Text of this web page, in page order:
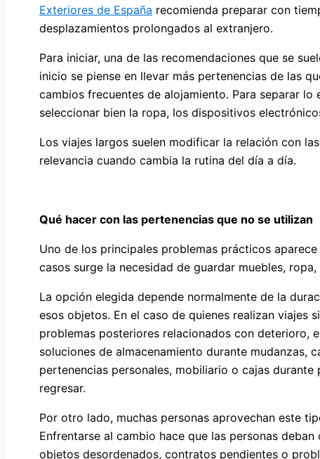
Exteriores de España recomienda preparar con
desplazamientos prolongados al extranjero.
Para iniciar, una de las recomendaciones que se
inicio se piense en llevar más pertenencias de las
cambios frecuentes de alojamiento. Para separar
seleccionar bien la ropa, los dispositivos
Los viajes largos suelen modificar la relación con
relevancia cuando cambia la rutina del día a día.
Qué hacer con las pertenencias que no se utilizan
Uno de los principales problemas prácticos
casos surge la necesidad de guardar muebles,
La opción elegida depende normalmente de la
esos objetos. En el caso de quienes realizan viajes
problemas posteriores relacionados con deterioro,
soluciones de almacenamiento durante
pertenencias personales, mobiliario o cajas
regresar.
Por otro lado, muchas personas aprovechan este
Enfrentarse al cambio hace que las personas
objetos desordenados, contratos pendientes o